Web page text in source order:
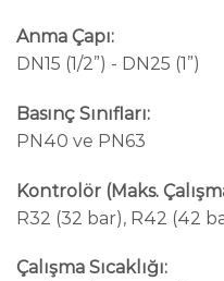
Anma Çapı:
DN15 (1/2”) - DN25 (1”)
Basınç Sınıfları:
PN40 ve PN63
Kontrolör (Maks.
R32 (32 bar), R42 (42
Çalışma Sıcaklığı: